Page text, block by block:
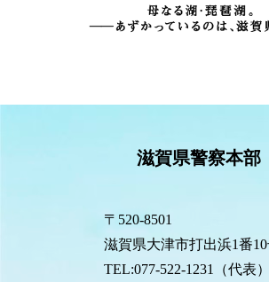
滋賀県警察本部
〒520-8501
滋賀県大津市打出浜1番
TEL:077-522-1231（代表）